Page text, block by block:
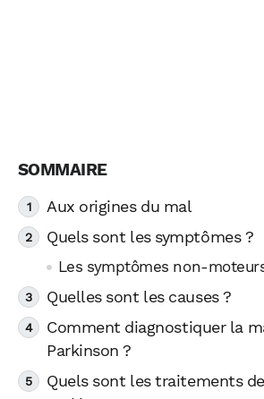
Aux origines du mal
Quels sont les symptômes ?
Les symptômes non-
Quelles sont les causes ?
Comment diagnostiquer la
Parkinson ?
Quels sont les traitements